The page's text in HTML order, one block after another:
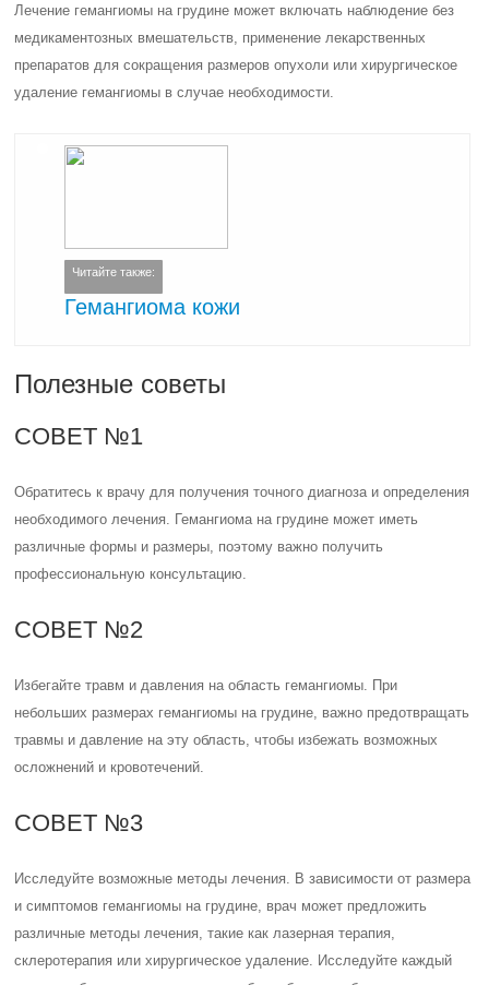
Лечение гемангиомы на грудине может включать наблюдение без
медикаментозных вмешательств, применение лекарственных
препаратов для сокращения размеров опухоли или хирургическое
удаление гемангиомы в случае необходимости.
Читайте также:
Гемангиома кожи
Полезные советы
СОВЕТ №1
Обратитесь к врачу для получения точного диагноза и определения
необходимого лечения. Гемангиома на грудине может иметь
различные формы и размеры, поэтому важно получить
профессиональную консультацию.
СОВЕТ №2
Избегайте травм и давления на область гемангиомы. При
небольших размерах гемангиомы на грудине, важно предотвращать
травмы и давление на эту область, чтобы избежать возможных
осложнений и кровотечений.
СОВЕТ №3
Исследуйте возможные методы лечения. В зависимости от размера
и симптомов гемангиомы на грудине, врач может предложить
различные методы лечения, такие как лазерная терапия,
склеротерапия или хирургическое удаление. Исследуйте каждый